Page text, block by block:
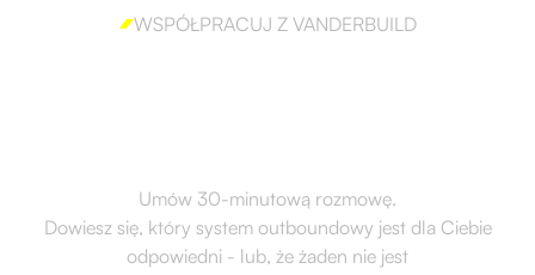
WSPÓŁPRACUJ Z VANDERBUILD
Umów 30-minutową rozmowę.
Dowiesz się, który system outboundowy jest dla Ciebie
odpowiedni - lub, że żaden nie jest